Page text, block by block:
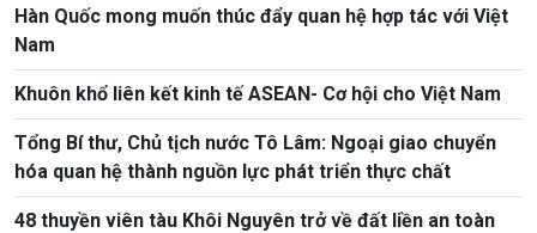
Hàn Quốc mong muốn thúc đẩy quan hệ hợp tác với Việt
Nam
Khuôn khổ liên kết kinh tế ASEAN- Cơ hội cho Việt Nam
Tổng Bí thư, Chủ tịch nước Tô Lâm: Ngoại giao chuyển
hóa quan hệ thành nguồn lực phát triển thực chất
48 thuyền viên tàu Khôi Nguyên trở về đất liền an toàn